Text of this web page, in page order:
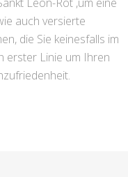
auch versierte
die Sie keinesfalls im
erster Linie um Ihren